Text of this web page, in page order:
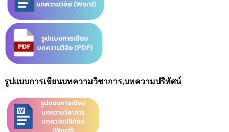
รูปแบบการเขียนบทความวิชาการ,บทความปริทัศน์